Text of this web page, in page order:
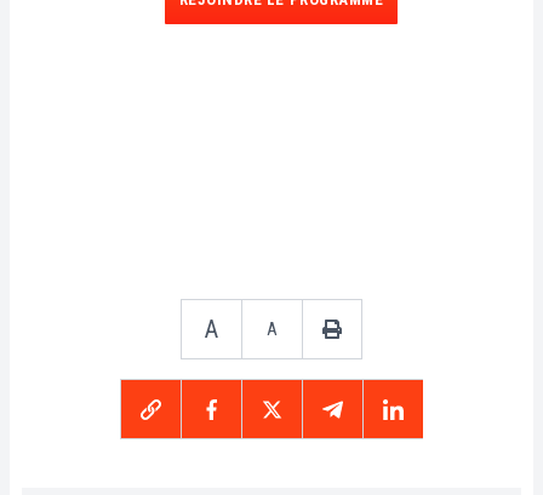
A A